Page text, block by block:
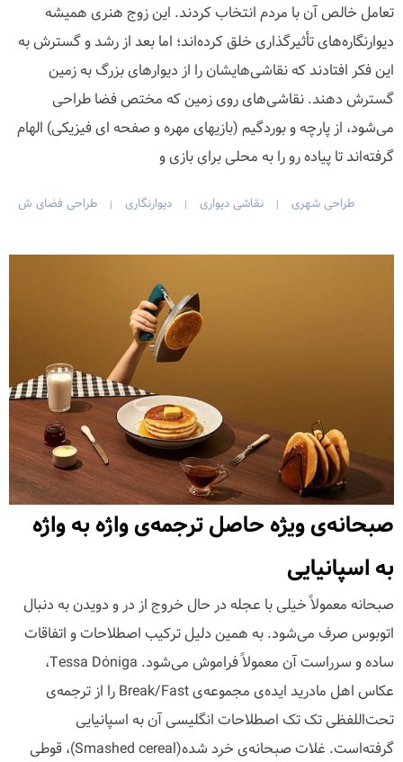
تعامل خالص آن با مردم انتخاب کردند. این زوج هنری همیشه
دیوارنگاره‌های تأثیرگذاری خلق کرده‌اند؛ اما بعد از رشد و گسترش به
این فکر افتادند که نقاشی‌هایشان را از دیوارهای بزرگ به زمین
گسترش دهند. نقاشی‌های روی زمین که مختص فضا طراحی
می‌شود، از پارچه و بوردگیم (بازیهای مهره و صفحه ای فیزیکی) الهام
گرفته‌اند تا پیاده رو را به محلی برای بازی و
طراحی شهری | نقاشی دیواری | دیوارنگاری | طراحی فضای ش
صبحانه‌ی ویژه‌ حاصل ترجمه‌ی واژه به واژه
به اسپانیایی
صبحانه معمولاً خیلی با عجله در حال خروج از در و دویدن به دنبال
اتوبوس صرف می‌شود. به همین دلیل ترکیب اصطلاحات و اتفاقات
ساده و سرراست آن معمولاً فراموش می‌شود. Tessa Dóniga،
عکاس اهل مادرید ایده‌ی مجموعه‌ی Break/Fast را از ترجمه‌ی
تحت‌اللفظی تک تک اصطلاحات انگلیسی آن به اسپانیایی
گرفته‌است. غلات صبحانه‌ی خرد شده(Smashed cereal)، قوطی